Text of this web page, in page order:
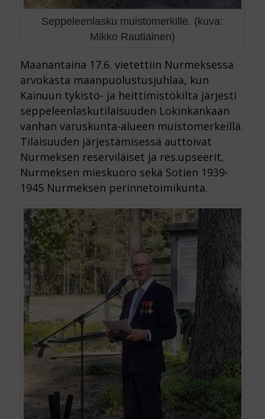
Seppeleenlasku muistomerkille. (kuva:
Mikko Rautiainen)
Maanantaina 17.6. vietettiin Nurmeksessa
arvokasta maanpuolustusjuhlaa, kun
Kainuun tykistö- ja heittimistökilta järjesti
seppeleenlaskutilaisuuden Lokinkankaan
vanhan varuskunta-alueen muistomerkeillä.
Tilaisuuden järjestämisessä auttoivat
Nurmeksen reserviläiset ja res.upseerit,
Nurmeksen mieskuoro sekä Sotien 1939-
1945 Nurmeksen perinnetoimikunta.